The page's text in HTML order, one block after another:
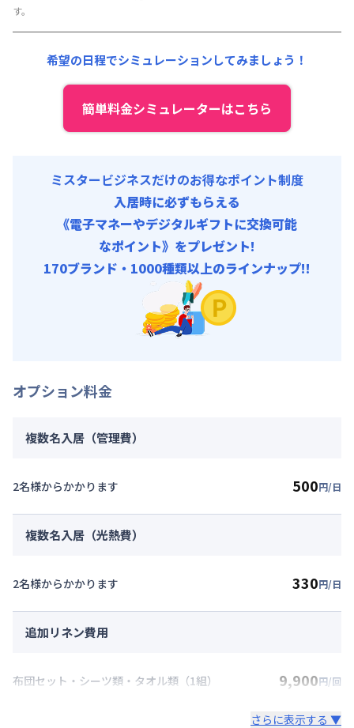
契約事務手数料 : 10,000円/回 (税抜)
リネン代 : 9,000円/回 (税抜)
清掃料他 :
その他費用 :
初期費用
契約事務手数料 : 10,000円/回 (税抜)
リネン代 : 9,000円/回 (税抜)
す。
希望の日程でシミュレーションしてみましょう！
簡単料金シミュレーターはこちら
ミスタービジネスだけのお得なポイント制度
入居時に必ずもらえる
《電子マネーやデジタルギフトに交換可能
なポイント》をプレゼント!
170ブランド・1000種類以上のラインナップ!!
オプション料金
複数名入居（管理費）
2名様からかかります 500円/日
複数名入居（光熱費）
2名様からかかります 330円/日
追加リネン費用
布団セット・シーツ類・タオル類（1組） 9,900円/回
さらに表示する ▼